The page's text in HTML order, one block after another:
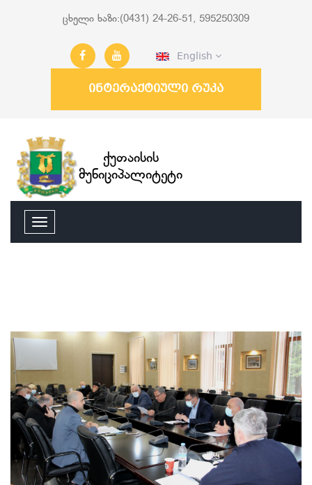
ცხელი ხაზი:(0431) 24-26-51, 595250309
English
ინტერაქტიული რუკა
ქუთაისის
მუნიციპალიტეტი